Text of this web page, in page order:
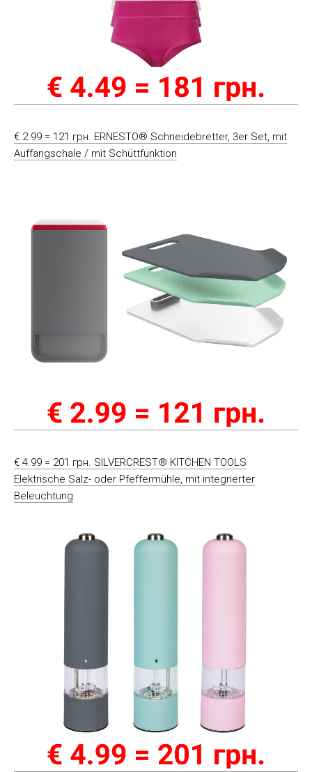
€ 2.99 = 121 грн. ERNESTO® Schneidebretter, 3er Set, mit
Auffangschale / mit Schüttfunktion
€ 4.99 = 201 грн. SILVERCREST® KITCHEN TOOLS
Elektrische Salz- oder Pfeffermühle, mit integrierter
Beleuchtung